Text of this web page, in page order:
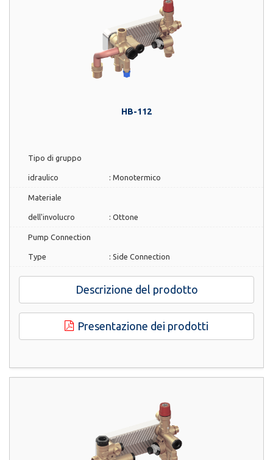
HB-112
Tipo di gruppo
idraulico : Monotermico
Materiale
dell'involucro : Ottone
Pump Connection
Type : Side Connection
Descrizione del prodotto
Presentazione dei prodotti